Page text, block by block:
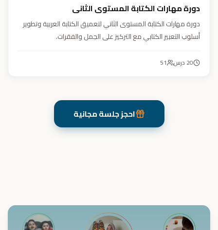
دورة مهارات الكتابة المستوى الثاني
دورة مهارات الكتابة المستوى الثاني لتعميق الكتابة العربية وتطوير
أسلوب التعبير الكتابي مع التركيز على الجمل والفقرات.
20 درس 51
احجز جلسة مجانية